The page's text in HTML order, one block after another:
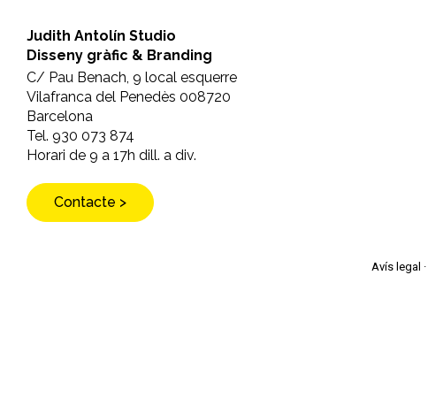
Judith Antolín Studio
Disseny gràfic & Branding
C/ Pau Benach, 9 local esquerre
Vilafranca del Penedès 008720
Barcelona
Tel. 930 073 874
Horari de 9 a 17h dill. a div.
Contacte >
Avís legal ·